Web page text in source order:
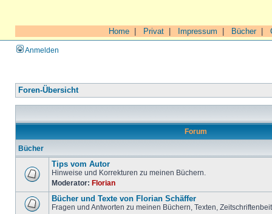
Home Privat Impressum Bücher|
Anmelden
Foren-Übersicht
Forum
Bücher
Tips vom Autor
Hinweise und Korrekturen zu meinen Büchern.
Moderator: Florian
Bücher und Texte von Florian Schäffer
Fragen und Antworten zu meinen Büchern, Texten,